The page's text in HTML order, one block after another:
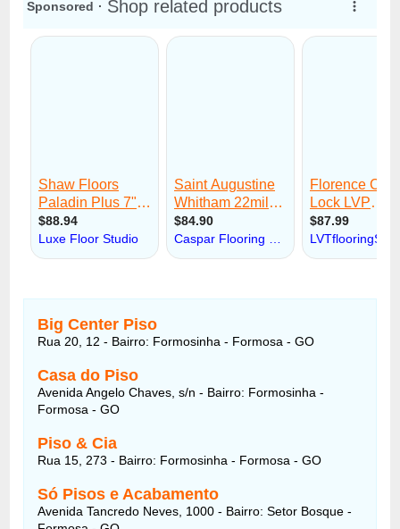
Big Center Piso
Rua 20, 12 - Bairro: Formosinha - Formosa - GO
Casa do Piso
Avenida Angelo Chaves, s/n - Bairro: Formosinha -
Formosa - GO
Piso & Cia
Rua 15, 273 - Bairro: Formosinha - Formosa - GO
Só Pisos e Acabamento
Avenida Tancredo Neves, 1000 - Bairro: Setor Bosque -